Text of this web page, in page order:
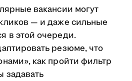
вакансии могут
— и даже сильные
в этой очереди.
резюме, что
как пройти фильтр
задавать